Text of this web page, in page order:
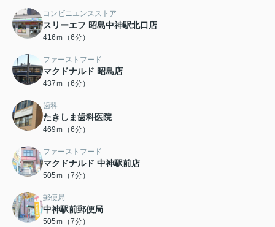
コンビニエンスストア
スリーエフ 昭島中神駅北口店
416ｍ（6分）
ファーストフード
マクドナルド 昭島店
437ｍ（6分）
歯科
たきしま歯科医院
469ｍ（6分）
ファーストフード
マクドナルド 中神駅前店
505ｍ（7分）
郵便局
中神駅前郵便局
505ｍ（7分）